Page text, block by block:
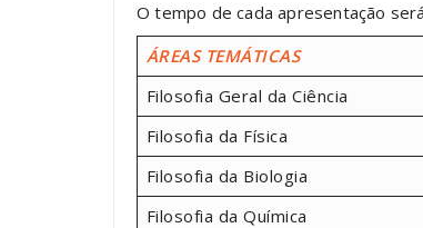
O tempo de cada apresentação
ÁREAS TEMÁTICAS
Filosofia Geral da Ciência
Filosofia da Física
Filosofia da Biologia
Filosofia da Química